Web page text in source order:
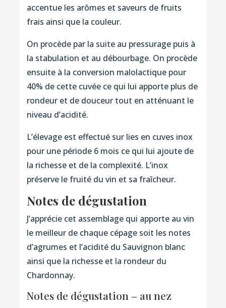
accentue les arômes et saveurs de fruits
frais ainsi que la couleur.
On procède par la suite au pressurage puis à
la stabulation et au débourbage. On procède
ensuite à la conversion malolactique pour
40% de cette cuvée ce qui lui apporte plus de
rondeur et de douceur tout en atténuant le
niveau d’acidité.
L’élevage est effectué sur lies en cuves inox
pour une période 6 mois ce qui lui ajoute de
la richesse et de la complexité. L’inox
préserve le fruité du vin et sa fraîcheur.
Notes de dégustation
J’apprécie cet assemblage qui apporte au vin
le meilleur de chaque cépage soit les notes
d’agrumes et l’acidité du Sauvignon blanc
ainsi que la richesse et la rondeur du
Chardonnay.
Notes de dégustation – au nez